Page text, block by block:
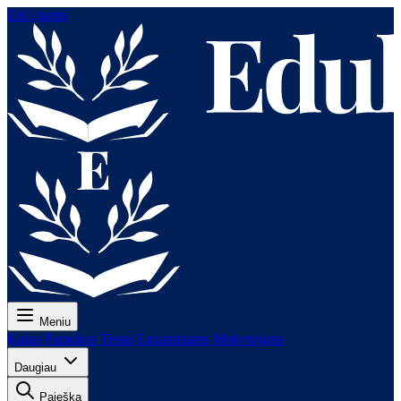
Eiti į turinį
Meniu
Kaina Pamokos Testai Egzaminams Mokytojams
Daugiau
Paieška